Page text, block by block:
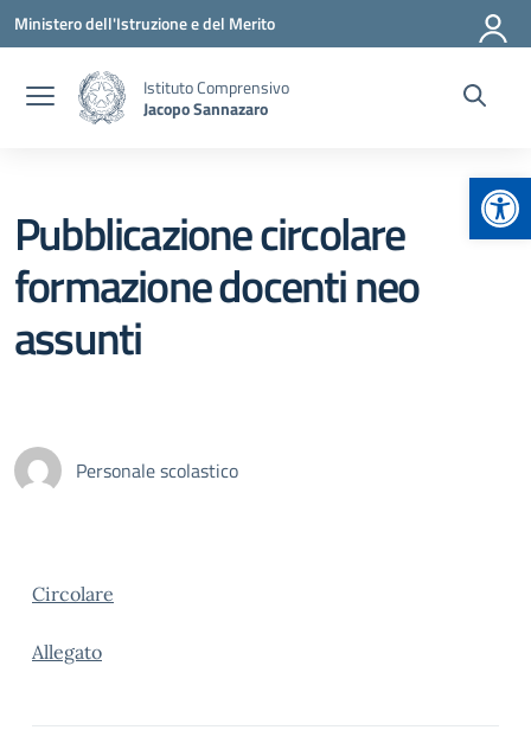
Vai ai contenuti
Vai al menu di navigazione
Vai al footer
Ministero dell'Istruzione e del Merito
Istituto Comprensivo
Jacopo Sannazaro
Pubblicazione circolare
formazione docenti neo
assunti
Personale scolastico
Circolare
Allegato